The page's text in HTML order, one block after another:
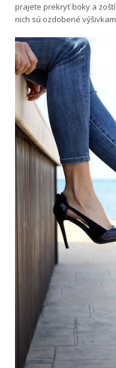
prajete prekryť boky a
nich sú ozdobené